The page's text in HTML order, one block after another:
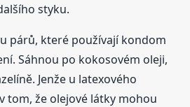
styku.
párů, které používají kondom
Sáhnou po kokosovém oleji,
Jenže u latexového
tom, že olejové látky mohou